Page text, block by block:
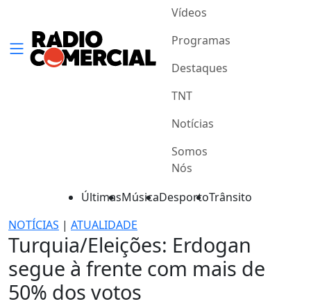
Vídeos
Programas
Destaques
TNT
Notícias
Somos
Nós
ÚltimasMúsicaDesportoTrânsito
NOTÍCIAS | ATUALIDADE
Turquia/Eleições: Erdogan
segue à frente com mais de
50% dos votos